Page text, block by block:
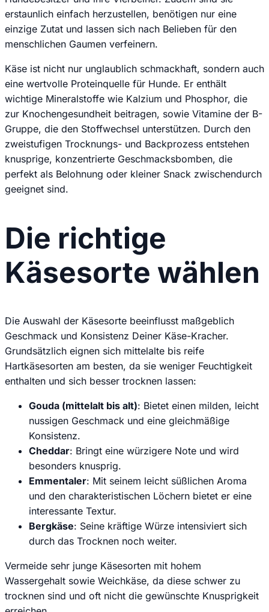
erstaunlich einfach herzustellen, benötigen nur eine
einzige Zutat und lassen sich nach Belieben für den
menschlichen Gaumen verfeinern.
Käse ist nicht nur unglaublich schmackhaft, sondern auch
eine wertvolle Proteinquelle für Hunde. Er enthält
wichtige Mineralstoffe wie Kalzium und Phosphor, die
zur Knochengesundheit beitragen, sowie Vitamine der B-
Gruppe, die den Stoffwechsel unterstützen. Durch den
zweistufigen Trocknungs- und Backprozess entstehen
knusprige, konzentrierte Geschmacksbomben, die
perfekt als Belohnung oder kleiner Snack zwischendurch
geeignet sind.
Die richtige
Käsesorte wählen
Die Auswahl der Käsesorte beeinflusst maßgeblich
Geschmack und Konsistenz Deiner Käse-Kracher.
Grundsätzlich eignen sich mittelalte bis reife
Hartkäsesorten am besten, da sie weniger Feuchtigkeit
enthalten und sich besser trocknen lassen:
Gouda (mittelalt bis alt): Bietet einen milden, leicht
nussigen Geschmack und eine gleichmäßige
Konsistenz.
Cheddar: Bringt eine würzigere Note und wird
besonders knusprig.
Emmentaler: Mit seinem leicht süßlichen Aroma
und den charakteristischen Löchern bietet er eine
interessante Textur.
Bergkäse: Seine kräftige Würze intensiviert sich
durch das Trocknen noch weiter.
Vermeide sehr junge Käsesorten mit hohem
Wassergehalt sowie Weichkäse, da diese schwer zu
trocknen sind und oft nicht die gewünschte Knusprigkeit